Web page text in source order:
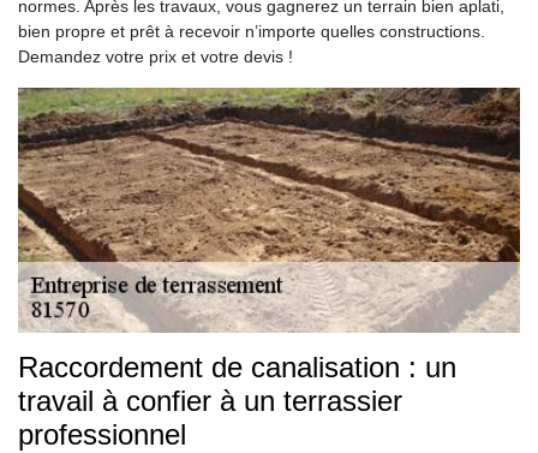
normes. Après les travaux, vous gagnerez un terrain bien aplati,
bien propre et prêt à recevoir n’importe quelles constructions.
Demandez votre prix et votre devis !
Raccordement de canalisation : un
travail à confier à un terrassier
professionnel